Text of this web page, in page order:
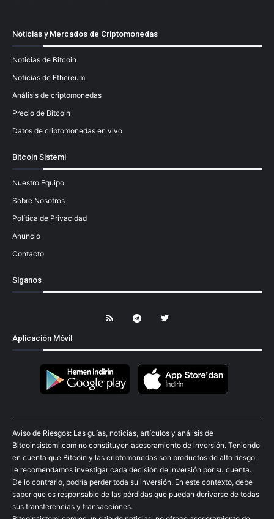
Noticias y Mercados de Criptomonedas
Noticias de Bitcoin
Noticias de Ethereum
Análisis de criptomonedas
Precio de Bitcoin
Datos de criptomonedas en vivo
Bitcoin Sistemi
Nuestro Equipo
Sobre Nosotros
Política de Privacidad
Anuncio
Contacto
Síganos
Aplicación Móvil
Aviso de Riesgos: Las guías, noticias, artículos y análisis de
Bitcoinsistemi.com no constituyen asesoramiento de inversión. Teniendo
en cuenta que Bitcoin y las criptomonedas son productos de alto riesgo,
le recomendamos investigar cada decisión de inversión por su cuenta.
De lo contrario, podría perder toda su inversión. En este contexto, debe
saber que es responsable de las pérdidas que puedan derivarse de todas
sus transferencias y transacciones.